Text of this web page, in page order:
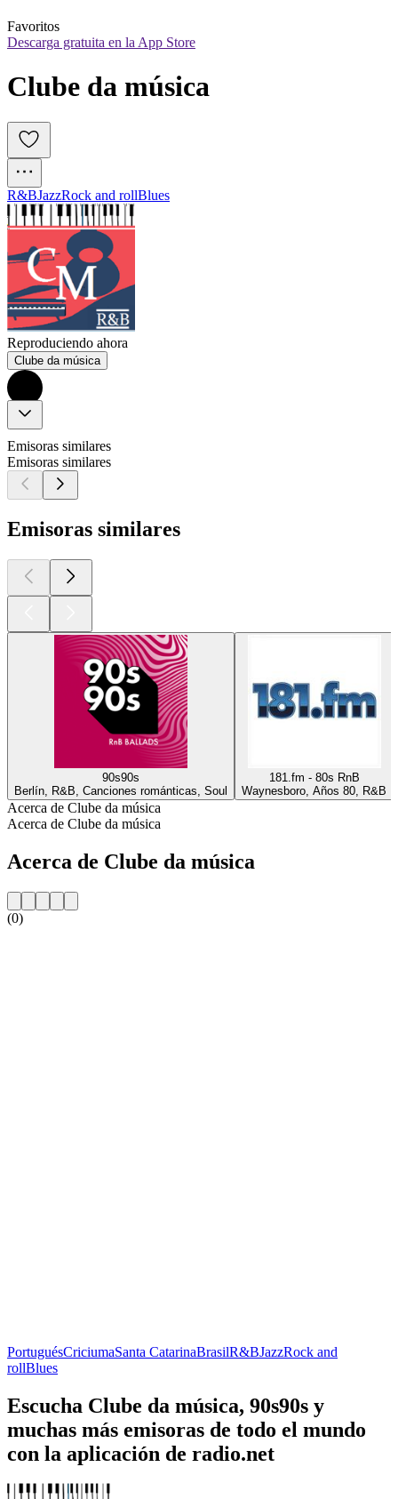
Favoritos
Descarga gratuita en la App Store
Clube da música
R&BJazzRock and rollBlues
Reproduciendo ahora
Clube da música
Emisoras similares
Emisoras similares
Emisoras similares
90s90s
Berlín, R&B, Canciones románticas, Soul
181.fm - 80s RnB
Waynesboro, Años 80, R&B
Acerca de Clube da música
Acerca de Clube da música
Acerca de Clube da música
(0)
PortuguésCriciumaSanta CatarinaBrasilR&BJazzRock and
rollBlues
Escucha Clube da música, 90s90s y
muchas más emisoras de todo el mundo
con la aplicación de radio.net